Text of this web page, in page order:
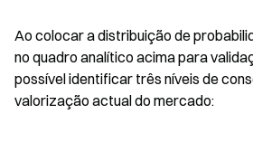
Ao colocar a distribuição de
no quadro analítico acima para
possível identificar três níveis de
valorização actual do mercado: